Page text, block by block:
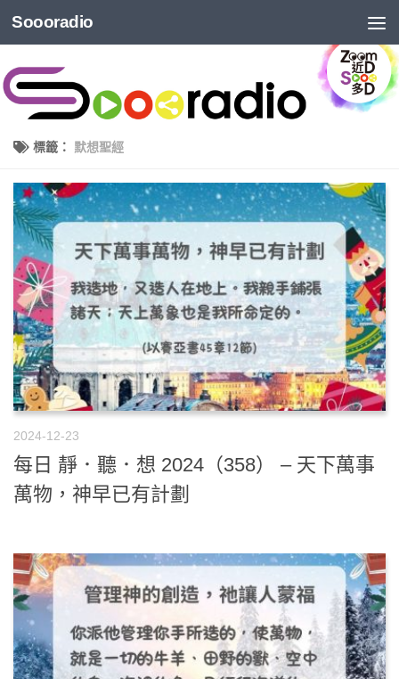
Soooradio
標籤： 默想聖經
2024-12-23
每日 靜．聽．想 2024（358） – 天下萬事
萬物，神早已有計劃